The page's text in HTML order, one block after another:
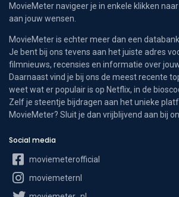
MovieMeter navigeer je in enkele klikken
aan jouw wensen.
MovieMeter is echter meer dan een
Je bent bij ons tevens aan het juiste adres
filmnieuws, recensies en informatie over
Daarnaast vind je bij ons de meest recente
weet wat er populair is op Netflix, in de
Zelf je steentje bijdragen aan het unieke
MovieMeter? Sluit je dan vrijblijvend aan bij
Social media
moviemeterofficial
moviemeternl